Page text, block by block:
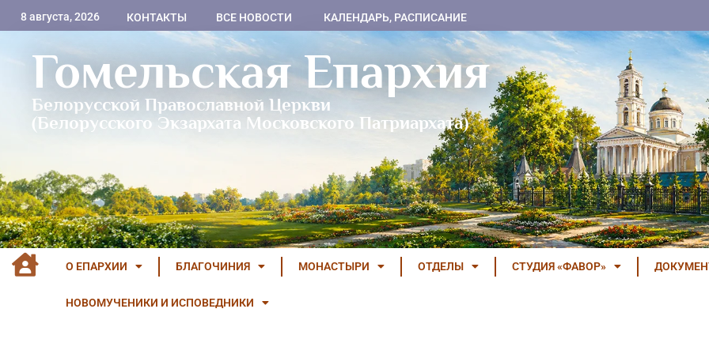
8 августа, 2026 КОНТАКТЫ ВСЕ НОВОСТИ КАЛЕНДАРЬ, РАСПИСАНИЕ
Гомельская Епархия
Белорусской Православной Церкви
(Белорусского Экзархата Московского Патриархата)
О ЕПАРХИИ БЛАГОЧИНИЯ МОНАСТЫРИ ОТДЕЛЫ СТУДИЯ «ФАВОР»
НОВОМУЧЕНИКИ И ИСПОВЕДНИКИ